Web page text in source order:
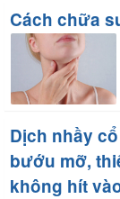
Cách chữa
Dịch nhầy
bướu mỡ,
không hít